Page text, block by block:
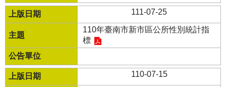
111-07-25
110年臺南市新市區公所性別統計指
標
110-07-15